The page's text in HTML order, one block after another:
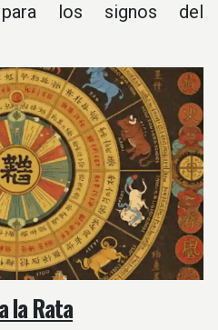
para los signos del
la Rata